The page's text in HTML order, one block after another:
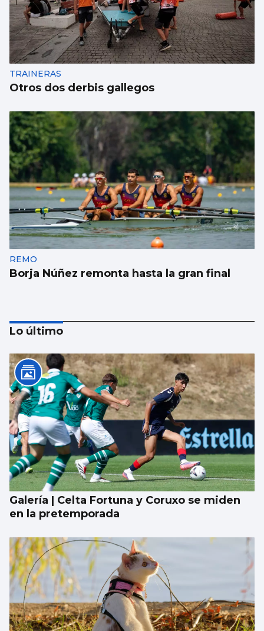
TRAINERAS
Otros dos derbis gallegos
REMO
Borja Núñez remonta hasta la gran final
Méndez cae noqueado
Lo último
Galería | Celta Fortuna y Coruxo se miden
en la pretemporada